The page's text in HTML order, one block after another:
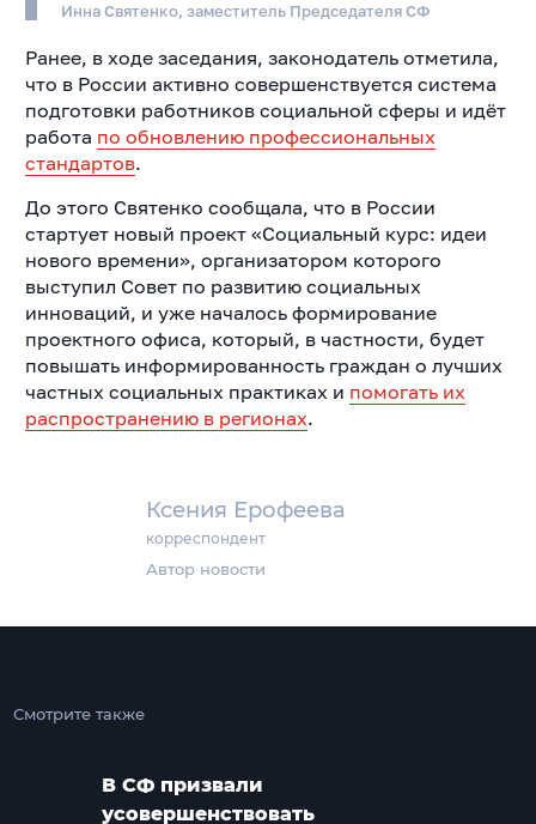
Ксения Ерофеева
корреспондент
Автор новости
Инна Святенко, заместитель Председателя СФ
Ранее, в ходе заседания, законодатель отметила,
что в России активно совершенствуется система
подготовки работников социальной сферы и идёт
работа по обновлению профессиональных
стандартов.
До этого Святенко сообщала, что в России
стартует новый проект «Социальный курс: идеи
нового времени», организатором которого
выступил Совет по развитию социальных
инноваций, и уже началось формирование
проектного офиса, который, в частности, будет
повышать информированность граждан о лучших
частных социальных практиках и помогать их
распространению в регионах.
Смотрите также
В СФ призвали
усовершенствовать